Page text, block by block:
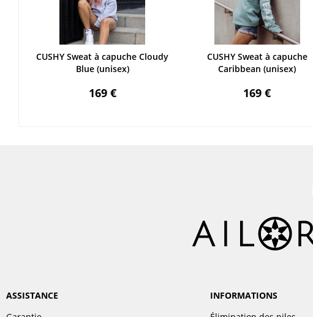
CUSHY Sweat à capuche Cloudy
Blue (unisex)
169 €
CUSHY Sweat à capuche
Caribbean (unisex)
169 €
ASSISTANCE
INFORMATIONS